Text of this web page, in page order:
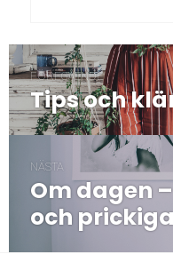
FÖREGÅENDE
Föregående
post:
Tips och
NÄSTA
Nästa
post:
Om dagen
och